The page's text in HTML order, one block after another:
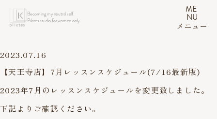
Becoming my neutral self.
Pilates studio for women only.
ME
NU
メニュー
2023.07.16
【天王寺店】7月レッスンスケジュール(7/16最新版)
2023年7月のレッスンスケジュールを変更致しました。
下記よりご確認ください。